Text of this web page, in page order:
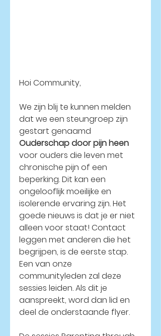
Hoi Community,
We zijn blij te kunnen melden
dat we een steungroep zijn
gestart genaamd
Ouderschap door pijn heen
voor ouders die leven met
chronische pijn of een
beperking. Dit kan een
ongelooflijk moeilijke en
isolerende ervaring zijn. Het
goede nieuws is dat je er niet
alleen voor staat! Contact
leggen met anderen die het
begrijpen, is de eerste stap.
Een van onze
communityleden zal deze
sessies leiden. Als dit je
aanspreekt, word dan lid en
deel de onderstaande flyer.